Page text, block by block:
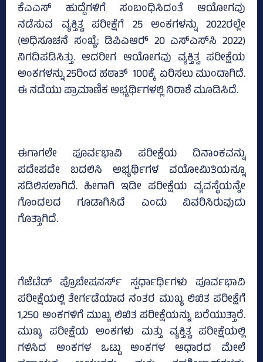
ಕೆಎಎಸ್‌ ಹುದ್ದೆಗಳಿಗೆ ಸಂಬಂಧಿಸಿದಂತೆ ಆಯೋಗವು
ನಡೆಸುವ ವ್ಯಕ್ತಿತ್ವ ಪರೀಕ್ಷೆಗೆ 25 ಅಂಕಗಳನ್ನು 2022ರಲ್ಲೇ
(ಅಧಿಸೂಚನೆ ಸಂಖ್ಯೆ; ಡಿಪಿಎಆರ್‍‌ 20 ಎಸ್‌ಎಸ್‌ಸಿ 2022)
ನಿಗದಿಪಡಿಸಿತ್ತು. ಆದರೀಗ ಆಯೋಗವು ವ್ಯಕ್ತಿತ್ವ ಪರೀಕ್ಷೆಯ
ಅಂಕಗಳನ್ನು 25ರಿಂದ ಹಠಾತ್‌ 100ಕ್ಕೆ ಏರಿಸಲು ಮುಂದಾಗಿದೆ.
ಈ ನಡೆಯು ಪ್ರಾಮಾಣಿಕ ಅಭ್ಯರ್ಥಿಗಳಲ್ಲಿ ನಿರಾಶೆ ಮೂಡಿಸಿದೆ.
ಈಗಾಗಲೇ ಪೂರ್ವಭಾವಿ ಪರೀಕ್ಷೆಯ ದಿನಾಂಕವನ್ನು
ಪದೇಪದೇ ಬದಲಿಸಿ ಅಭ್ಯರ್ಥಿಗಳ ವಯೋಮಿತಿಯನ್ನೂ
ಸಡಿಲಿಸಲಾಗಿದೆ. ಹೀಗಾಗಿ ಇಡೀ ಪರೀಕ್ಷೆಯ ವ್ಯವಸ್ಥೆಯನ್ನೇ
ಗೊಂದಲದ ಗೂಡಾಗಿಸಿದೆ ಎಂದು ವಿವರಿಸಿರುವುದು
ಗೊತ್ತಾಗಿದೆ.
ಗೆಜೆಟೆಡ್‌ ಪ್ರೊಬೇಷನರ್ಸ್‌ ಸ್ಪರ್ಧಾರ್ಥಿಗಳು ಪೂರ್ವಭಾವಿ
ಪರೀಕ್ಷೆಯಲ್ಲಿ ತೇರ್ಗಡೆಯಾದ ನಂತರ ಮುಖ್ಯ ಲಿಖಿತ ಪರೀಕ್ಷೆಗೆ
1,250 ಅಂಕಗಳಿಗೆ ಮುಖ್ಯ ಲಿಖಿತ ಪರೀಕ್ಷೆಯನ್ನು ಬರೆಯುತ್ತಾರೆ.
ಮುಖ್ಯ ಪರೀಕ್ಷೆಯ ಅಂಕಗಳು ಮತ್ತು ವ್ಯಕ್ತಿತ್ವ ಪರೀಕ್ಷೆಯಲ್ಲಿ
ಗಳಿಸಿದ ಅಂಕಗಳ ಒಟ್ಟು ಅಂಕಗಳ ಆಧಾರದ ಮೇಲೆ